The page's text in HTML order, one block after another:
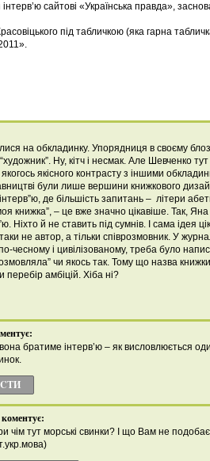
сайтові «Українська правда»,
під табличкою (яка гарна
на обкладинку. Упорядниця в своєму
Ну, кітч і несмак. Але Шевченко
якісного контрасту з іншими
були лише вершини книжкового
де більшість запитань – літери
книжка”, – це вже значно цікавіше. Так,
Ніхто й не ставить під сумнів. І сама ідея
не автор, а тільки співрозмовник. У
чесному і цивілізованому, треба було
чи якось так. Тому що назва
перебір амбіцій. Хіба ні?
братиме інтерв’ю – як висловлюється
коментує:
чім тут морські свинки? І що Вам не